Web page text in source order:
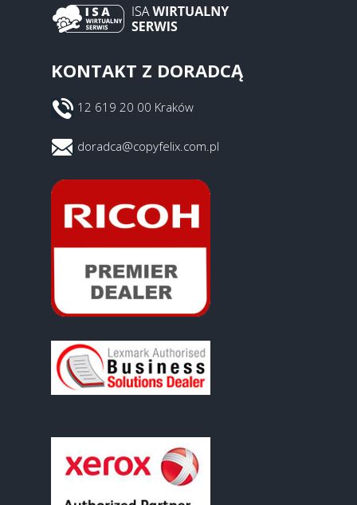
KONTAKT Z DORADCĄ
12 619 20 00 Kraków
doradca@copyfelix.com.pl